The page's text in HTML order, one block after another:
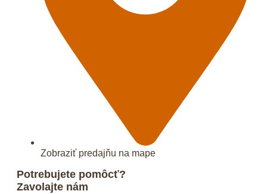
Zobraziť predajňu na mape
Potrebujete pomôcť?
Zavolajte nám